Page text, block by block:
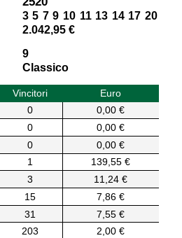
3 5 7 9 10 11 13 14 17 20
2.042,95 €
9
Classico
Vincitori
Euro
0
0,00 €
0
0,00 €
0
0,00 €
1
139,55 €
3
11,24 €
15
7,86 €
31
7,55 €
203
2,00 €